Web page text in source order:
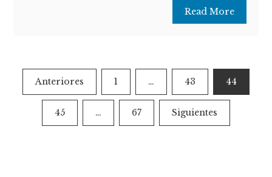
Read More
Paginación
de
entradas
Anteriores 1 … 43 44
45 … 67 Siguientes